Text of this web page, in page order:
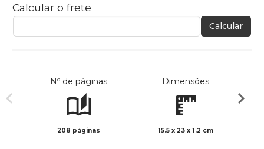
Calcular o frete
Calcular
Nº de páginas
208 páginas
Dimensões
15.5 x 23 x 1.2 cm